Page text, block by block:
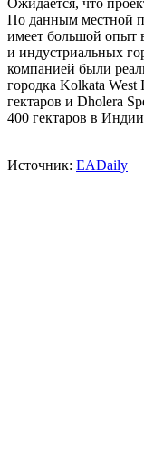
Ожидается, что
По данным местной
имеет большой опыт
и индустриальных
компанией были
городка Kolkata West
гектаров и Dholera
400 гектаров в
Источник: EADaily